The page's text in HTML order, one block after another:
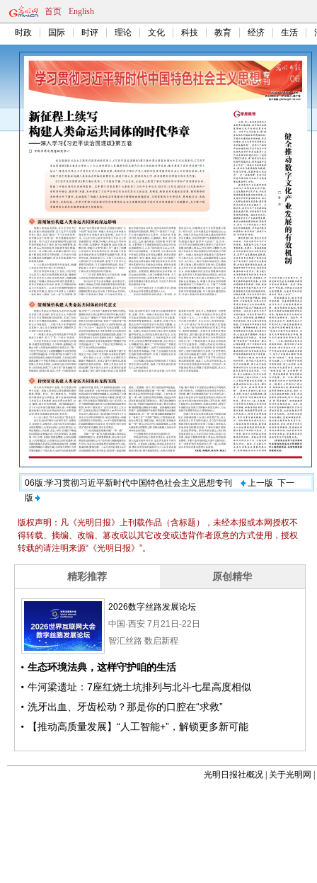
首页 English
时政 国际 时评 理论 文化 科技 教育 经济 生活
06版:学习贯彻习近平新时代中国特色社会主义思想专刊 上一版 下一
版
光明日报社概况 关于光明网